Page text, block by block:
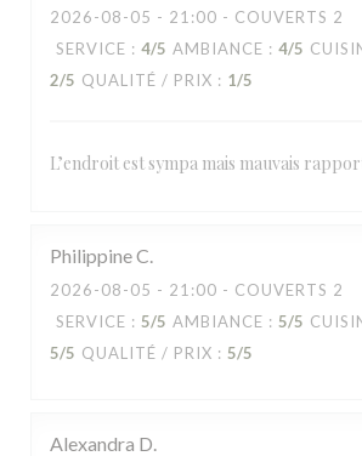
2026-08-05 - 21:00 - COUVERTS 2
SERVICE : 4/5 AMBIANCE : 4/5
2/5 QUALITÉ / PRIX : 1/5
L’endroit est sympa mais mauvais
PhilippineC
2026-08-05 - 21:00 - COUVERTS 2
SERVICE : 5/5 AMBIANCE : 5/5
5/5 QUALITÉ / PRIX : 5/5
Alexandra D